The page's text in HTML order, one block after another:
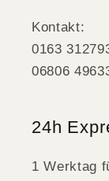
Kontakt:
0163
06806
24h
1 Werktag